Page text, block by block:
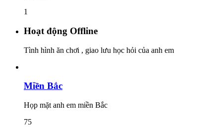
1
Hoạt động Offline
Tình hình ăn chơi , giao lưu học hỏi của anh em
Miền Bắc
Họp mặt anh em miền Bắc
75